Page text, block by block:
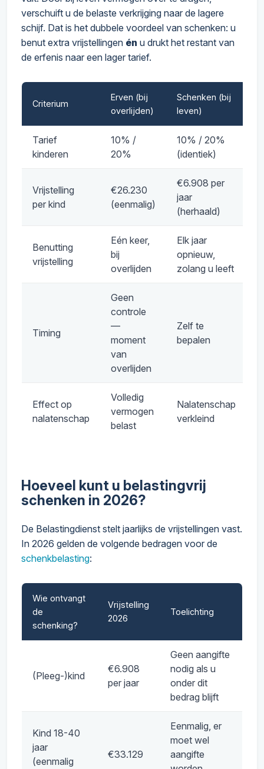
verschuift u de belaste verkrijging naar de lagere
schijf. Dat is het dubbele voordeel van schenken: u
benut extra vrijstellingen én u drukt het restant van
de erfenis naar een lager tarief.
Criterium
Erven (bij
overlijden)
Schenken (bij
leven)
Tarief
kinderen
10% /
20%
10% / 20%
(identiek)
Vrijstelling
per kind
€26.230
(eenmalig)
€6.908 per
jaar
(herhaald)
Benutting
vrijstelling
Eén keer,
bij
overlijden
Elk jaar
opnieuw,
zolang u leeft
Timing
Geen
controle
—
moment
van
overlijden
Zelf te
bepalen
Effect op
nalatenschap
Volledig
vermogen
belast
Nalatenschap
verkleind
Hoeveel kunt u belastingvrij
schenken in 2026?
De Belastingdienst stelt jaarlijks de vrijstellingen vast.
In 2026 gelden de volgende bedragen voor de
schenkbelasting:
Wie ontvangt
de
schenking?
Vrijstelling
2026
Toelichting
(Pleeg-)kind
€6.908
per jaar
Geen aangifte
nodig als u
onder dit
bedrag blijft
Kind 18-40
jaar
(eenmalig
€33.129
Eenmalig, er
moet wel
aangifte